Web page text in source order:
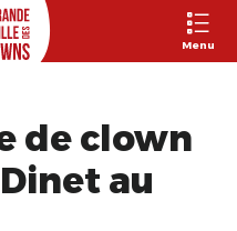
Menu
de clown
au